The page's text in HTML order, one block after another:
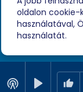
oldalon cookie-
használatával,
használatát.